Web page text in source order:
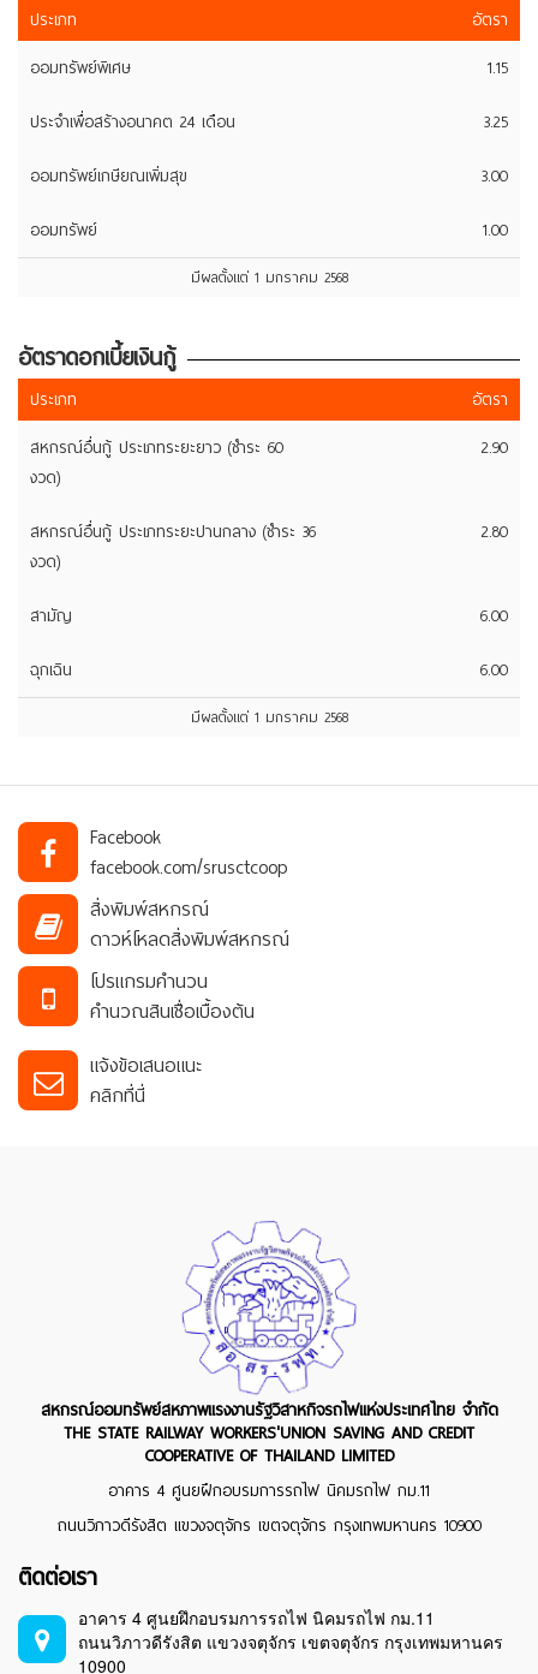
ประเภท
อัตรา
ออมทรัพย์พิเศษ
1.15
ประจำเพื่อสร้างอนาคต 24 เดือน
3.25
ออมทรัพย์เกษียณเพิ่มสุข
3.00
ออมทรัพย์
1.00
มีผลตั้งแต่ 1 มกราคม 2568
อัตราดอกเบี้ยเงินกู้
ประเภท
อัตรา
สหกรณ์อื่นกู้ ประเภทระยะยาว (ชำระ 60
งวด)
2.90
สหกรณ์อื่นกู้ ประเภทระยะปานกลาง (ชำระ 36
งวด)
2.80
สามัญ
6.00
ฉุกเฉิน
6.00
มีผลตั้งแต่ 1 มกราคม 2568
Facebook
facebook.com/srusctcoop
สิ่งพิมพ์สหกรณ์
ดาวห์โหลดสิ่งพิมพ์สหกรณ์
โปรแกรมคำนวน
คำนวณสินเชื่อเบื้องต้น
แจ้งข้อเสนอแนะ
คลิกที่นี่
สหกรณ์ออมทรัพย์สหภาพแรงงานรัฐวิสาหกิจรถไฟแห่งประเทศไทย จำกัด
THE STATE RAILWAY WORKERS'UNION SAVING AND CREDIT
COOPERATIVE OF THAILAND LIMITED
อาคาร 4 ศูนยฝึกอบรมการรถไฟ นิคมรถไฟ กม.11
ถนนวิภาวดีรังสิต แขวงจตุจักร เขตจตุจักร กรุงเทพมหานคร 10900
ติดต่อเรา
อาคาร 4 ศูนยฝึกอบรมการรถไฟ นิคมรถไฟ กม.11
ถนนวิภาวดีรังสิต แขวงจตุจักร เขตจตุจักร กรุงเทพมหานคร
10900